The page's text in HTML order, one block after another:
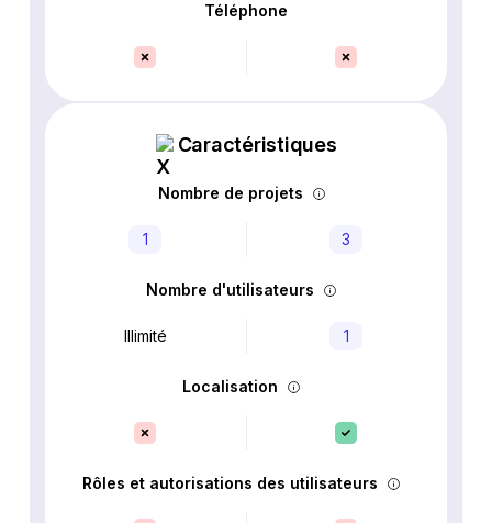
Téléphone
Caractéristiques
Nombre de projets
1 3
Nombre d'utilisateurs
Illimité 1
Localisation
Rôles et autorisations des utilisateurs